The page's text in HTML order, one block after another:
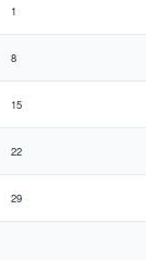
1
8
15
22
29